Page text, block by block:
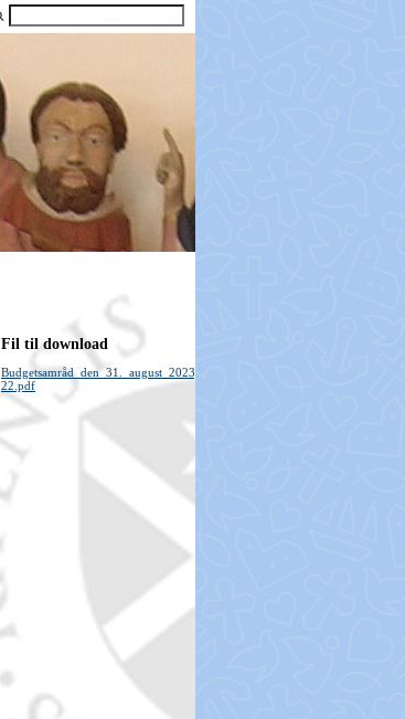
Fil til download
Budgetsamråd_den_31._august_2023_kl._19-
22.pdf